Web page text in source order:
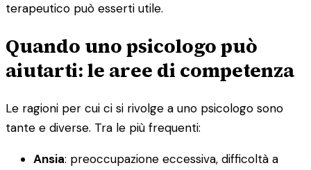
terapeutico può esserti utile.
Quando uno psicologo può
aiutarti: le aree di competenza
Le ragioni per cui ci si rivolge a uno psicologo sono
tante e diverse. Tra le più frequenti:
Ansia: preoccupazione eccessiva, difficoltà a